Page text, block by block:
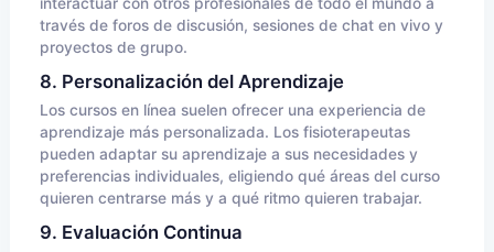
través de foros de discusión, sesiones de chat en vivo y
proyectos de grupo.
8. Personalización del Aprendizaje
Los cursos en línea suelen ofrecer una experiencia de
aprendizaje más personalizada. Los fisioterapeutas
pueden adaptar su aprendizaje a sus necesidades y
preferencias individuales, eligiendo qué áreas del curso
quieren centrarse más y a qué ritmo quieren trabajar.
9. Evaluación Continua